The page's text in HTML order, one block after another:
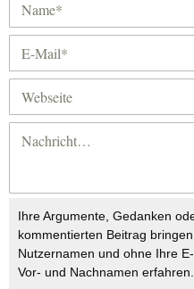
Ihre Argumente, Gedanken
kommentierten Beitrag
Nutzernamen und ohne Ihre
Vor- und Nachnamen erfahren.